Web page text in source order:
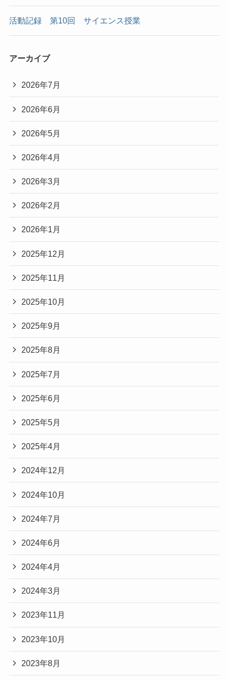
活動記録 第10回 サイエンス授業
アーカイブ
2026年7月
2026年6月
2026年5月
2026年4月
2026年3月
2026年2月
2026年1月
2025年12月
2025年11月
2025年10月
2025年9月
2025年8月
2025年7月
2025年6月
2025年5月
2025年4月
2024年12月
2024年10月
2024年7月
2024年6月
2024年4月
2024年3月
2023年11月
2023年10月
2023年8月